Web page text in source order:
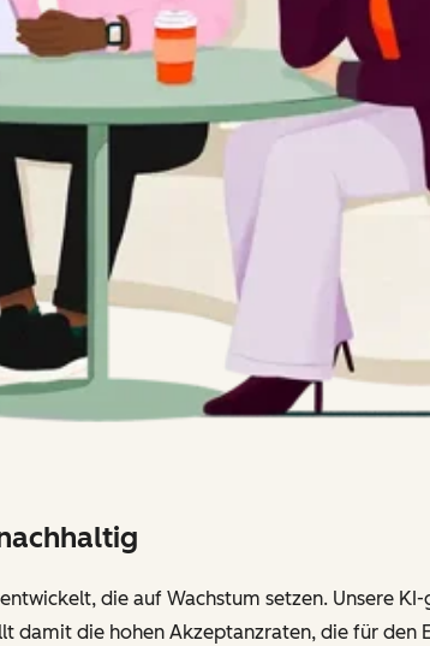
die auf Wachstum setzen. Unsere
damit die hohen Akzeptanzraten, die für den